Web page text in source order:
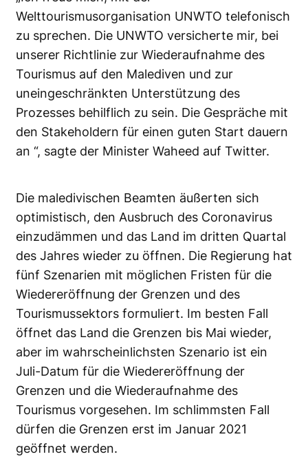
Welttourismusorganisation UNWTO telefonisch
zu sprechen. Die UNWTO versicherte mir, bei
unserer Richtlinie zur Wiederaufnahme des
Tourismus auf den Malediven und zur
uneingeschränkten Unterstützung des
Prozesses behilflich zu sein. Die Gespräche mit
den Stakeholdern für einen guten Start dauern
an “, sagte der Minister Waheed auf Twitter.
Die maledivischen Beamten äußerten sich
optimistisch, den Ausbruch des Coronavirus
einzudämmen und das Land im dritten Quartal
des Jahres wieder zu öffnen. Die Regierung hat
fünf Szenarien mit möglichen Fristen für die
Wiedereröffnung der Grenzen und des
Tourismussektors formuliert. Im besten Fall
öffnet das Land die Grenzen bis Mai wieder,
aber im wahrscheinlichsten Szenario ist ein
Juli-Datum für die Wiedereröffnung der
Grenzen und die Wiederaufnahme des
Tourismus vorgesehen. Im schlimmsten Fall
dürfen die Grenzen erst im Januar 2021
geöffnet werden.